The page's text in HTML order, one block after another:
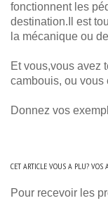
fonctionnent les
destination.Il est
la mécanique ou
Et vous,vous avez
cambouis, ou
Donnez vos
CET ARTICLE VOUS A PLU? VOS
Pour recevoir les